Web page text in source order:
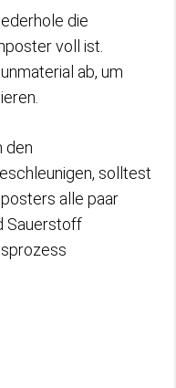
die
voll ist.
ab, um
den
solltest
alle paar
Sauerstoff